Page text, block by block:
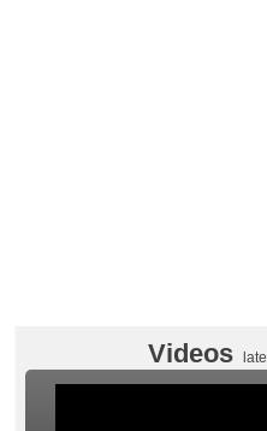
Videos